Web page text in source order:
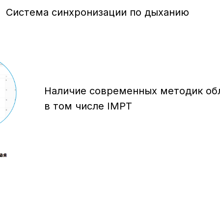
Система синхронизации по дыханию
Наличие современных методик
в том числе IMPT